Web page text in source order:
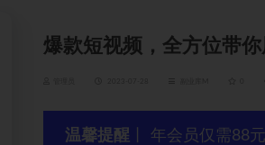
爆款短视频，全方位带
温馨提醒 丨 年会员仅需88